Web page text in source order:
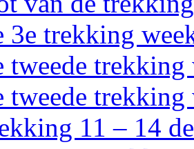
3e trekking
tweede trekking
tweede trekking
11 – 14